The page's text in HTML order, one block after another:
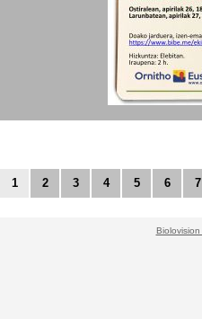
1 2 3 4 5 6 7
Biolovision